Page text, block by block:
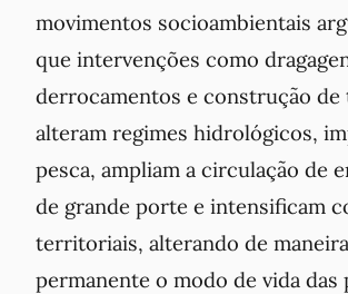
movimentos socioambientais
que intervenções como
derrocamentos e construção de
alteram regimes hidrológicos,
pesca, ampliam a circulação de
de grande porte e intensificam
territoriais, alterando de maneira
permanente o modo de vida das